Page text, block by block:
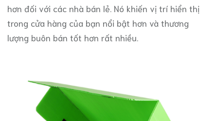
hơn đối với các nhà bán lẻ. Nó khiến vị trí hiển thị
trong cửa hàng của bạn nổi bật hơn và thương
lượng buôn bán tốt hơn rất nhiều.